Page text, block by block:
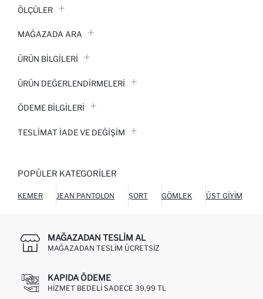
ÖLÇÜLER
MAĞAZADA ARA
ÜRÜN BILGILERI
ÜRÜN DEĞERLENDİRMELERİ
ÖDEME BİLGİLERİ
TESLIMAT İADE VE DEĞIŞIM
POPÜLER KATEGORILER
KEMER JEAN PANTOLON ŞORT GÖMLEK ÜST GIYIM
MAĞAZADAN TESLIM AL
MAĞAZADAN TESLIM ÜCRETSIZ
KAPIDA ÖDEME
HIZMET BEDELI SADECE 39,99 TL